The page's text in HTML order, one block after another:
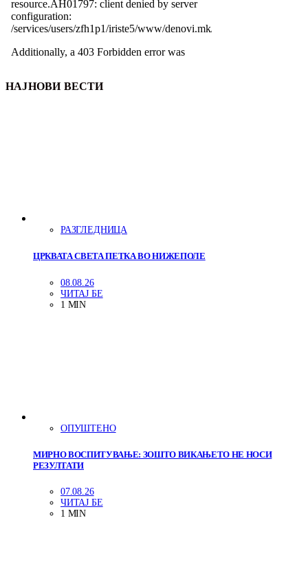
НАЈНОВИ ВЕСТИ
РАЗГЛЕДНИЦА
ЦРКВАТА СВЕТА ПЕТКА ВО НИЖЕПОЛЕ
08.08.26
ЧИТАЈ БЕ
1 MIN
ОПУШТЕНО
МИРНО ВОСПИТУВАЊЕ: ЗОШТО ВИКАЊЕТО НЕ НОСИ
РЕЗУЛТАТИ
07.08.26
ЧИТАЈ БЕ
1 MIN